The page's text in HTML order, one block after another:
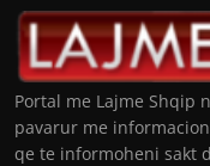
Portal me Lajme Shqip
pavarur me
qe te informoheni sakt